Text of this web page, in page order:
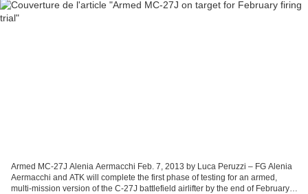
Armed MC-27J Alenia Aermacchi Feb. 7, 2013 by Luca Peruzzi – FG Alenia
Aermacchi and ATK will complete the first phase of testing for an armed,
multi-mission version of the C-27J battlefield airlifter by the end of February.